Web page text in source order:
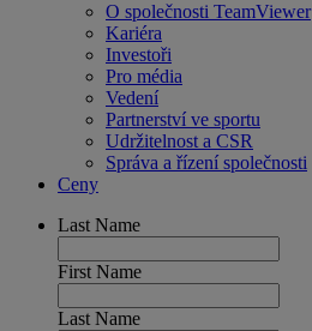
O společnosti TeamViewer
Kariéra
Investoři
Pro média
Vedení
Partnerství ve sportu
Udržitelnost a CSR
Správa a řízení společnosti
Ceny
Last Name
First Name
Last Name